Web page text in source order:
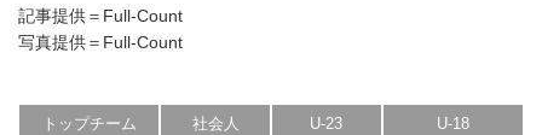
記事提供＝Full-Count
写真提供＝Full-Count
トップチーム 社会人 U-23 U-18